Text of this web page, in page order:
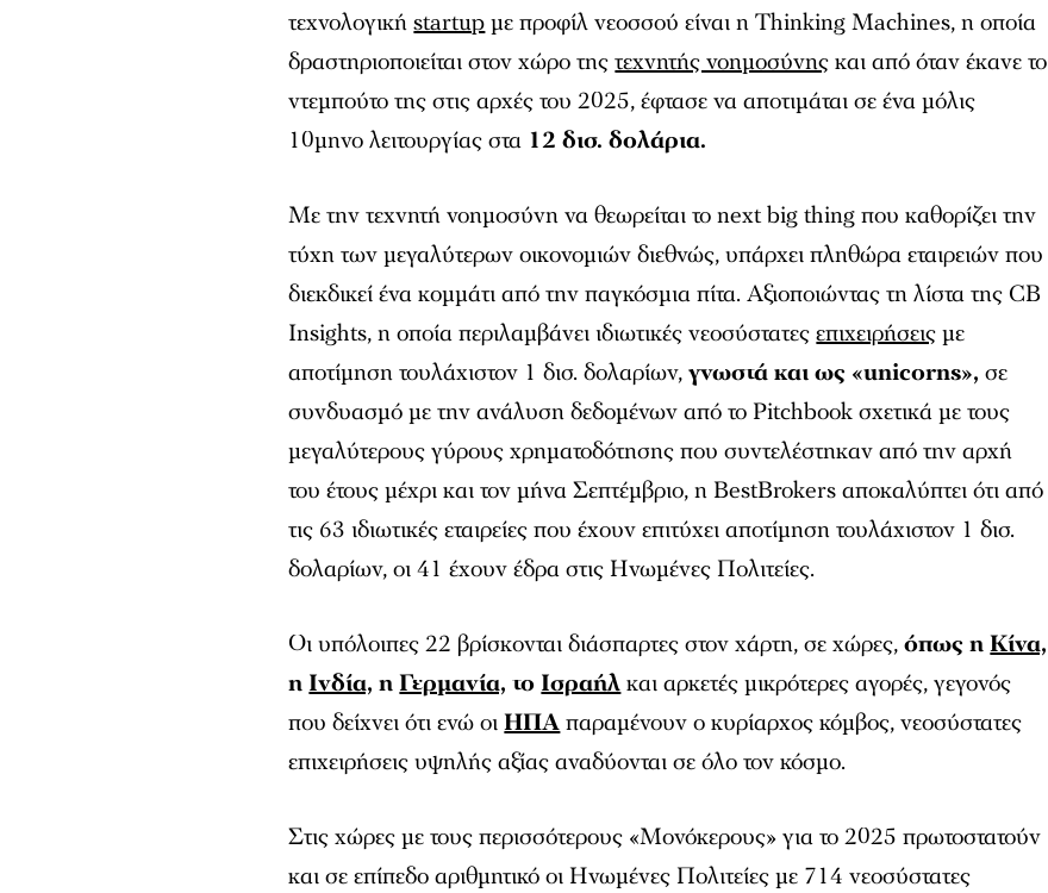
τεχνολογικήstartupμε προφίλ νεοσσού είναι η Thinking Machines, η οποία
δραστηριοποιείται στον χώρο τηςτεχνητής νοημοσύνηςκαι από όταν έκανε το
ντεμπούτο της στις αρχές του 2025, έφτασε να αποτιμάται σε ένα μόλις
10μηνο λειτουργίας στα 12 δισ. δολάρια.
Με την τεχνητή νοημοσύνη να θεωρείται το next big thing που καθορίζει την
τύχη των μεγαλύτερων οικονομιών διεθνώς, υπάρχει πληθώρα εταιρειών που
διεκδικεί ένα κομμάτι από την παγκόσμια πίτα. Αξιοποιώντας τη λίστα της CB
Insights, η οποία περιλαμβάνει ιδιωτικές νεοσύστατεςεπιχειρήσειςμε
αποτίμηση τουλάχιστον 1 δισ. δολαρίων,γνωστά και ως «unicorns», σε
συνδυασμό με την ανάλυση δεδομένων από το Pitchbook σχετικά με τους
μεγαλύτερους γύρους χρηματοδότησης που συντελέστηκαν από την αρχή
του έτους μέχρι και τον μήνα Σεπτέμβριο, η BestBrokers αποκαλύπτει ότι από
τις 63 ιδιωτικές εταιρείες που έχουν επιτύχει αποτίμηση τουλάχιστον 1 δισ.
δολαρίων, οι 41 έχουν έδρα στις Ηνωμένες Πολιτείες.
Οι υπόλοιπες 22 βρίσκονται διάσπαρτες στον χάρτη, σε χώρες,όπως ηΚίνα,
η Ινδία, ηΓερμανία, το Ισραήλκαι αρκετές μικρότερες αγορές, γεγονός
που δείχνει ότι ενώ οιΗΠΑπαραμένουν ο κυρίαρχος κόμβος, νεοσύστατες
επιχειρήσεις υψηλής αξίας αναδύονται σε όλο τον κόσμο.
Στις χώρες με τους περισσότερους «Μονόκερους» για το 2025 πρωτοστατούν
και σε επίπεδο αριθμητικό οι Ηνωμένες Πολιτείες με 714 νεοσύστατες